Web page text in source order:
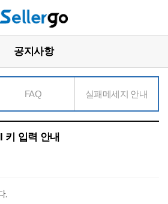
공지사항
FAQ 실패메세지 안내
키 입력 안내
.